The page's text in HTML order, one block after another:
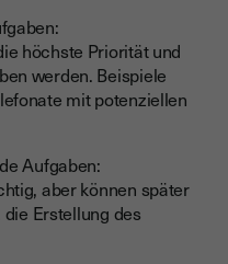
höchste Priorität und
werden. Beispiele
mit potenziellen
Aufgaben:
aber können später
Erstellung des